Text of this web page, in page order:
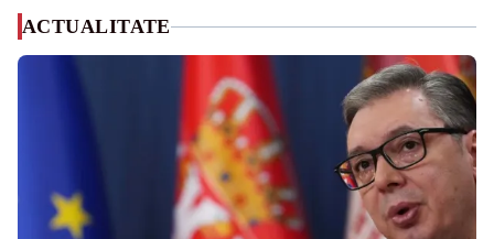
ACTUALITATE